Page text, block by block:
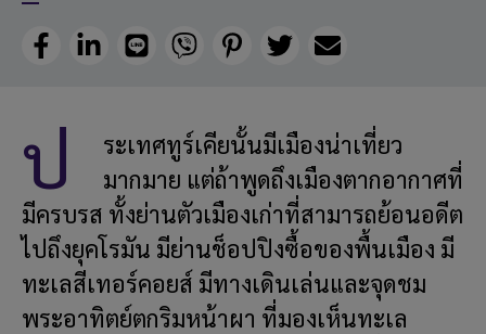
FacebookLinkedIn
Line Viber PinterestTwitterEmail
ป
ระเทศทูร์เคียนั้นมีเมืองน่าเที่ยว
มากมาย แต่ถ้าพูดถึงเมืองตากอากาศที่
มีครบรส ทั้งย่านตัวเมืองเก่าที่สามารถย้อนอดีต
ไปถึงยุคโรมัน มีย่านช็อปปิงซื้อของพื้นเมือง มี
ทะเลสีเทอร์คอยส์ มีทางเดินเล่นและจุดชม
พระอาทิตย์ตกริมหน้าผา ที่มองเห็นทะเล